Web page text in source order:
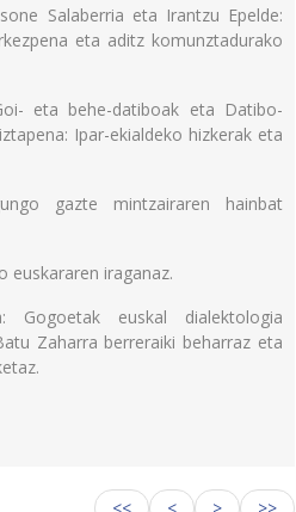
Salaberria eta Irantzu Epelde:
eta aditz komunztadurako
eta behe-datiboak eta Datibo-
Ipar-ekialdeko hizkerak eta
gazte mintzairaren hainbat
euskararen iraganaz.
euskal dialektologia
Zaharra berreraiki beharraz eta